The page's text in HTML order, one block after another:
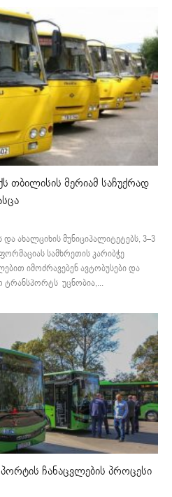
თბილისის მერიამ საჩუქრად
ახალციხის მუნიციპალიტეტებს, 3–3
სამხრეთის კარიბჭე
იმოძრავებენ ავტობუსები და
ტრანსპორტს უცნობია,...
ჩანაცვლების პროცესი